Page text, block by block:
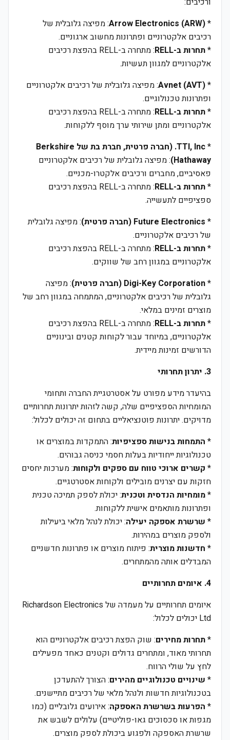
*
Arrow Electronics (ARW): מפיצה גלובלית של
רכיבים אלקטרוניים ופתרונות מחשוב ארגוניים.
*תחרות ב-RELL
: מתחרה ב-RELL בהפצת רכיבים
אלקטרוניים למגוון תעשיות.
*
Avnet (AVT): מפיצה גלובלית של רכיבים אלקטרוניים
ופתרונות טכנולוגיים.
*תחרות ב-RELL
: מתחרה ב-RELL בהפצת רכיבים
אלקטרוניים ומתן שירותי ערך מוסף ללקוחות.
*
TTI, Inc. (חברה פרטית, חברת בת של Berkshire
Hathaway) : מפיצה גלובלית של רכיבים אלקטרוניים
פאסיביים, מחברים ורכיבים אלקטרו-מכניים.
*תחרות ב-RELL
: מתחרה ב-RELL בהפצת רכיבים
ספציפיים לתעשייה.
* Future Electronics (חברה פרטית)
: מפיצה גלובלית
של רכיבים אלקטרוניים.
*תחרות ב-RELL
: מתחרה ב-RELL בהפצת רכיבים
אלקטרוניים במגוון רחב של שווקים.
*Digi-Key Corporation (חברה פרטית)
: מפיצה
גלובלית של רכיבים אלקטרוניים, המתמחה במגוון רחב של
מוצרים זמינים במלאי.
*תחרות ב-RELL
: מתחרה ב-RELL בהפצת רכיבים
אלקטרוניים, במיוחד עבור לקוחות קטנים ובינוניים
הדורשים זמינות מיידית.
3. יתרון תחרותי
בהיעדר מידע מפורט על אסטרטגיית החברה ותחומי
המומחיות הספציפיים שלה, קשה לזהות יתרונות תחרותיים
מדויקים. יתרונות פוטנציאליים בתחום זה יכולים לכלול:
* התמחות בנישות ספציפיות: התמקדות במוצרים או
טכנולוגיות ייחודיות בעלות חסמי כניסה גבוהים.
* קשרים ארוכי טווח עם ספקים ולקוחות: מערכות יחסים
חזקות עם יצרנים מובילים ולקוחות אסטרטגיים.
*מומחיות הנדסית וטכנית: יכולת לספק תמיכה טכנית
ופתרונות מותאמים אישית ללקוחות.
* שרשרת אספקה יעילה: יכולת לנהל מלאי ביעילות
ולספק מוצרים במהירות.
* חדשנות מוצרית: פיתוח מוצרים או פתרונות חדשניים
המבדלים אותה מהמתחרים.
4. איומים תחרותיים
איומים תחרותיים על מעמדה של Richardson Electronics
Ltd יכולים לכלול:
*תחרות מחירים: שוק הפצת רכיבים אלקטרוניים הוא
תחרותי מאוד, ומתחרים גדולים וקטנים כאחד מפעילים
לחץ על שולי הרווח.
* שינויים טכנולוגיים מהירים: הצורך להתעדכן
בטכנולוגיות חדשות ולנהל מלאי של רכיבים מתיישנים.
* הפרעות בשרשרת האספקה: אירועים גלובליים (כמו
מגפות או סכסוכים גאו-פוליטיים) עלולים לשבש את
שרשרת האספקה ולפגוע ביכולת לספק מוצרים.